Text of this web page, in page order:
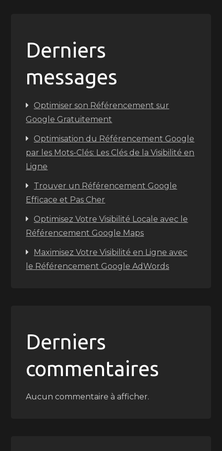
Derniers
messages
Optimiser son Référencement sur
Google Gratuitement
Optimisation du Référencement Google
par les Mots-Clés: Les Clés de la Visibilité en
Ligne
Trouver un Référencement Google
Efficace et Pas Cher
Optimisez Votre Visibilité Locale avec le
Référencement Google Maps
Maximisez Votre Visibilité en Ligne avec
le Référencement Google AdWords
Derniers
commentaires
Aucun commentaire à afficher.